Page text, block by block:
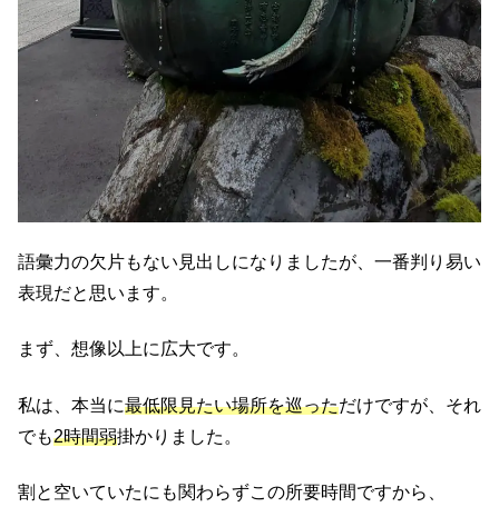
語彙力の欠片もない見出しになりましたが、一番判り易い
表現だと思います。
まず、想像以上に広大です。
私は、本当に最低限見たい場所を巡っただけですが、それ
でも2時間弱掛かりました。
割と空いていたにも関わらずこの所要時間ですから、